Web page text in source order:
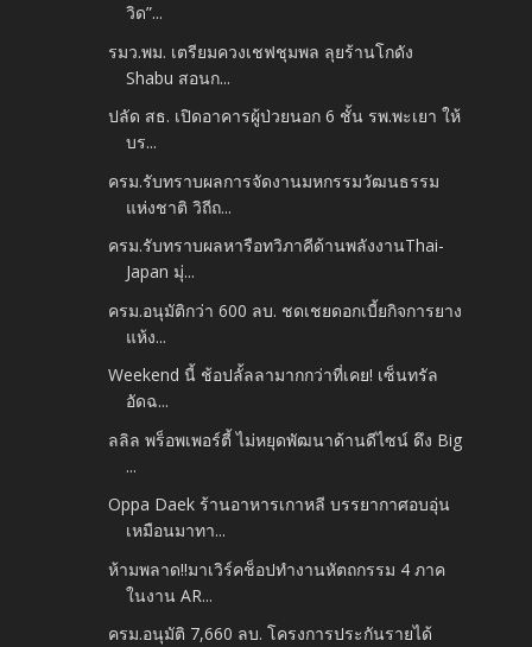
วิด”...
รมว.พม. เตรียมควงเชฟชุมพล ลุยร้านโกดัง
Shabu สอนก...
ปลัด สธ. เปิดอาคารผู้ป่วยนอก 6 ชั้น รพ.พะเยา ให้
บร...
ครม.รับทราบผลการจัดงานมหกรรมวัฒนธรรม
แห่งชาติ วิถีถ...
ครม.รับทราบผลหารือทวิภาคีด้านพลังงานThai-
Japan มุ่...
ครม.อนุมัติกว่า 600 ลบ. ชดเชยดอกเบี้ยกิจการยาง
แห้ง...
Weekend นี้ ช้อปลั้ลลามากกว่าที่เคย! เซ็นทรัล
อัดฉ...
ลลิล พร็อพเพอร์ตี้ ไม่หยุดพัฒนาด้านดีไซน์ ดึง Big
...
Oppa Daek ร้านอาหารเกาหลี บรรยากาศอบอุ่น
เหมือนมาทา...
ห้ามพลาด!!มาเวิร์คช็อปทำงานหัตถกรรม 4 ภาค
ในงาน AR...
ครม.อนุมัติ 7,660 ลบ. โครงการประกันรายได้